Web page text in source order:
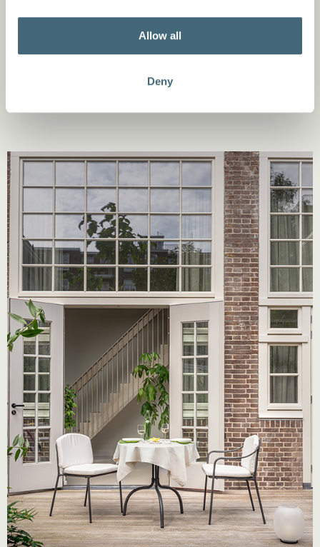
Allow all
Deny
materialen, zoals industriële vloeren en zichtbare
betonnen elementen, versterken de oorspronkelijke